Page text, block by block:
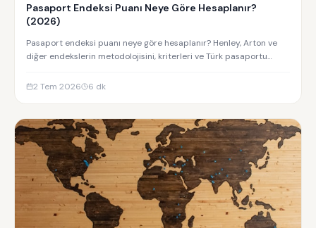
Pasaport Endeksi Puanı Neye Göre Hesaplanır?
(2026)
Pasaport endeksi puanı neye göre hesaplanır? Henley, Arton ve
diğer endekslerin metodolojisini, kriterleri ve Türk pasaportu
2 Tem 2026
6 dk